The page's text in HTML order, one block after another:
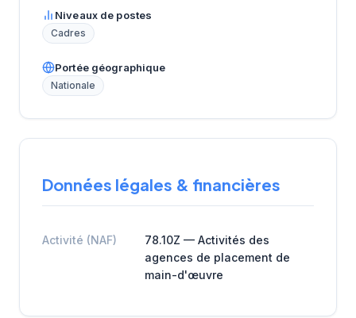
Niveaux de postes
Cadres
Portée géographique
Nationale
Données légales & financières
Activité (NAF)
78.10Z — Activités des
agences de placement de
main-d'œuvre